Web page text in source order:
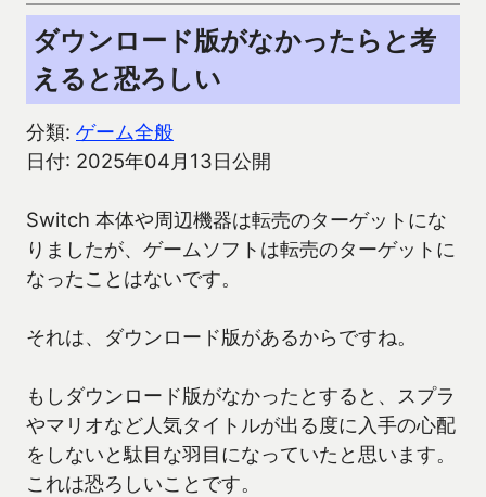
ダウンロード版がなかったらと考
えると恐ろしい
分類: ゲーム全般
日付: 2025年04月13日公開
Switch 本体や周辺機器は転売のターゲットにな
りましたが、ゲームソフトは転売のターゲットに
なったことはないです。
それは、ダウンロード版があるからですね。
もしダウンロード版がなかったとすると、スプラ
やマリオなど人気タイトルが出る度に入手の心配
をしないと駄目な羽目になっていたと思います。
これは恐ろしいことです。